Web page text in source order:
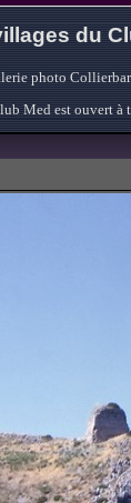
du
photo
Med est ouvert